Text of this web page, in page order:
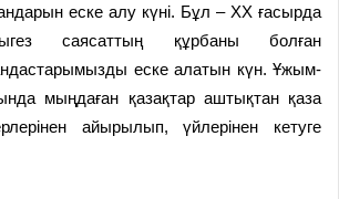
еске алу күні. Бұл – ХХ ғасырда
саясаттың құрбаны болған
еске алатын күн. Ұжым­
мыңдаған қазақтар аштықтан қаза
айырылып, үйле­рінен кетуге